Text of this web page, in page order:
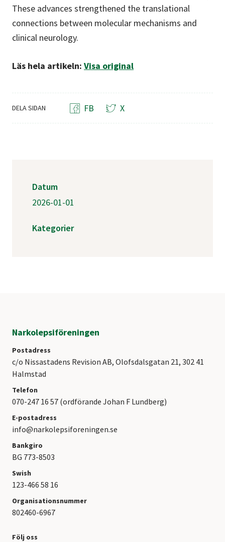
These advances strengthened the translational
connections between molecular mechanisms and
clinical neurology.
Läs hela artikeln: Visa original
DELA SIDAN FB X
Datum
2026-01-01
Kategorier
Narkolepsiföreningen
Postadress
c/o Nissastadens Revision AB, Olofsdalsgatan 21, 302 41
Halmstad
Telefon
070-247 16 57 (ordförande Johan F Lundberg)
E-postadress
info@narkolepsiforeningen.se
Bankgiro
BG 773-8503
Swish
123-466 58 16
Organisationsnummer
802460-6967
Följ oss